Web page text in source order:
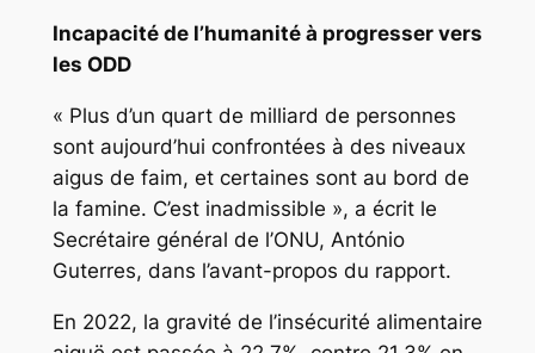
Incapacité de l’humanité à progresser vers
les ODD
« Plus d’un quart de milliard de personnes
sont aujourd’hui confrontées à des niveaux
aigus de faim, et certaines sont au bord de
la famine. C’est inadmissible », a écrit le
Secrétaire général de l’ONU, António
Guterres, dans l’avant-propos du rapport.
En 2022, la gravité de l’insécurité alimentaire